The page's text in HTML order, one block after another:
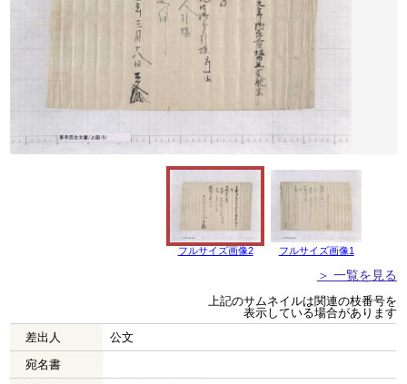
フルサイズ画像2 フルサイズ画像1
＞ 一覧を見る
上記のサムネイルは関連の枝番号を
表示している場合があります
差出人
公文
宛名書